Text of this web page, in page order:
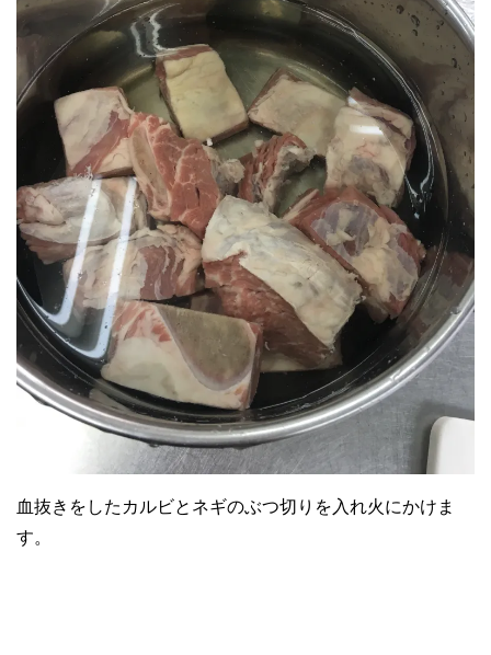
血抜きをしたカルビとネギのぶつ切りを入れ火にかけま
す。